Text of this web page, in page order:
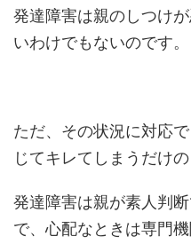
発達障害は親のしつけ
いわけでもないのです。
ただ、その状況に対応
じてキレてしまうだけの
発達障害は親が素人判
で、心配なときは専門